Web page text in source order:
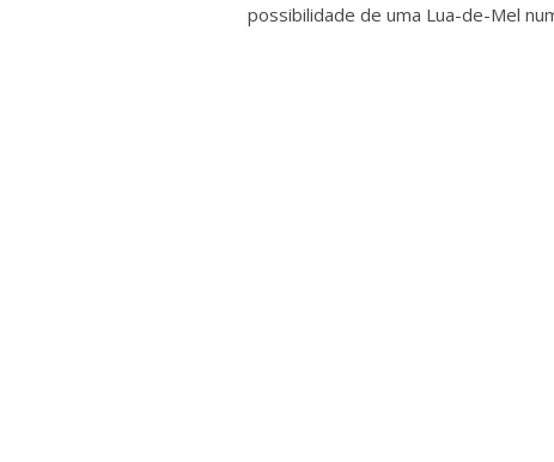
possibilidade de uma Lua-de-Mel